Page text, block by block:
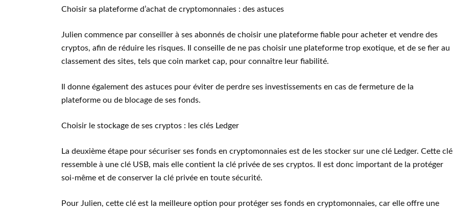
Choisir sa plateforme d’achat de cryptomonnaies : des astuces
Julien commence par conseiller à ses abonnés de choisir une plateforme fiable pour acheter et vendre des
cryptos, afin de réduire les risques. Il conseille de ne pas choisir une plateforme trop exotique, et de se fier au
classement des sites, tels que coin market cap, pour connaître leur fiabilité.
Il donne également des astuces pour éviter de perdre ses investissements en cas de fermeture de la
plateforme ou de blocage de ses fonds.
Choisir le stockage de ses cryptos : les clés Ledger
La deuxième étape pour sécuriser ses fonds en cryptomonnaies est de les stocker sur une clé Ledger. Cette clé
ressemble à une clé USB, mais elle contient la clé privée de ses cryptos. Il est donc important de la protéger
soi-même et de conserver la clé privée en toute sécurité.
Pour Julien, cette clé est la meilleure option pour protéger ses fonds en cryptomonnaies, car elle offre une